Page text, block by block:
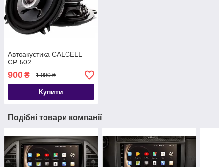
Автоакустика CALCELL
CP-502
900 ₴ 1 000 ₴
Купити
Подібні товари компанії